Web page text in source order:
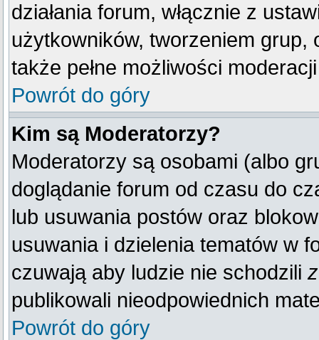
działania forum, włącznie z
użytkowników, tworzeniem grup,
także pełne możliwości
Powrót do góry
Kim są Moderatorzy?
Moderatorzy są osobami (albo
doglądanie forum od czasu do
lub usuwania postów oraz
usuwania i dzielenia tematów w
czuwają aby ludzie nie schodzili
publikowali nieodpowiednich
Powrót do góry